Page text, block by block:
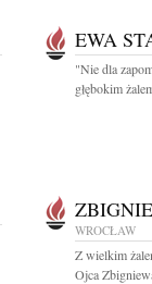
EWA
"Nie dla
głębokim
WROCŁAW
Z wielkim
Ojca